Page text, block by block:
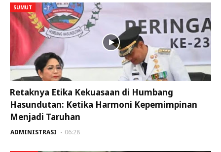
SUMUT
Retaknya Etika Kekuasaan di Humbang
Hasundutan: Ketika Harmoni Kepemimpinan
Menjadi Taruhan
ADMINISTRASI 06:28